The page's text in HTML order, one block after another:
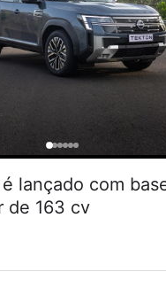
lançado com
de 163 cv